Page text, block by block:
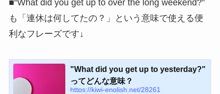
■“What did you get up to over the long weekend?”
も「連休は何してたの？」という意味で使える便
利なフレーズです↓
"What did you get up to yesterday?"
ってどんな意味？
https://kiwi-english.net/28261